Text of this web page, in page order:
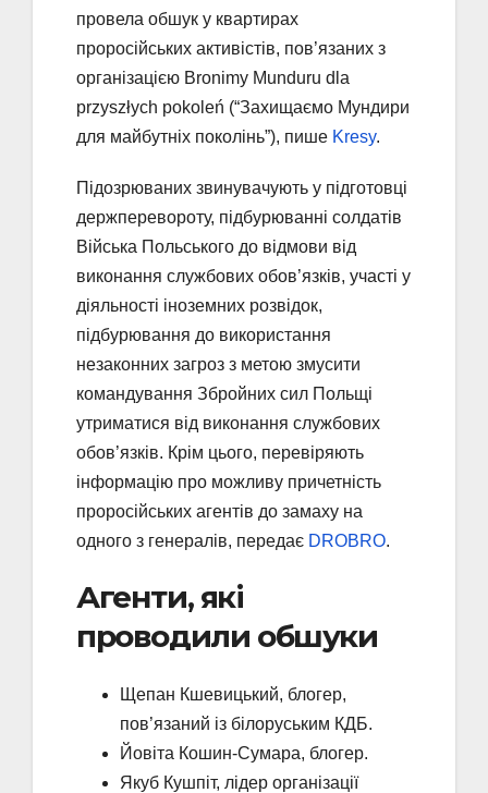
провела обшук у квартирах
проросійських активістів, пов’язаних з
організацією Bronimy Munduru dla
przyszłych pokoleń (“Захищаємо Мундири
для майбутніх поколінь”), пише Kresy.
Підозрюваних звинувачують у підготовці
держперевороту, підбурюванні солдатів
Війська Польського до відмови від
виконання службових обов’язків, участі у
діяльності іноземних розвідок,
підбурювання до використання
незаконних загроз з метою змусити
командування Збройних сил Польщі
утриматися від виконання службових
обов’язків. Крім цього, перевіряють
інформацію про можливу причетність
проросійських агентів до замаху на
одного з генералів, передає DROBRO.
Агенти, які
проводили обшуки
Щепан Кшевицький, блогер,
пов’язаний із білоруським КДБ.
Йовіта Кошин-Сумара, блогер.
Якуб Кушпіт, лідер організації